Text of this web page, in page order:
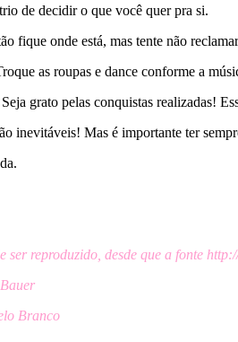
de decidir o que você quer pra si.
fique onde está, mas tente não
as roupas e dance conforme a
grato pelas conquistas realizadas!
inevitáveis! Mas é importante ter
ser reproduzido, desde que a fonte
Branco